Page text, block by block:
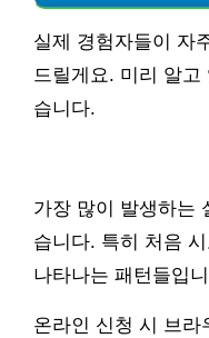
실제 경험자들이 자
드릴게요. 미리 알고
습니다.
가장 많이 발생하는
습니다. 특히 처음
나타나는 패턴들입
온라인 신청 시 브라